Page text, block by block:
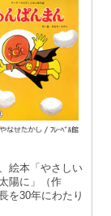
絵本「やさしい
陽に」（作
を30年にわたり